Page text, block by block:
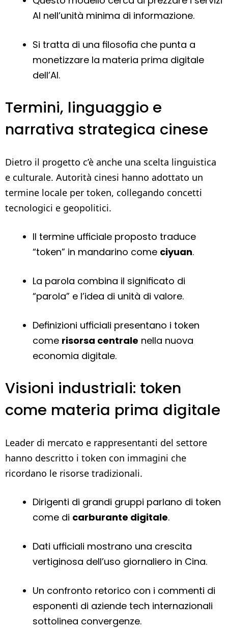
AI nell’unità minima di informazione.
Si tratta di una filosofia che punta a
monetizzare la materia prima digitale
dell’AI.
Termini, linguaggio e
narrativa strategica cinese
Dietro il progetto c’è anche una scelta linguistica
e culturale. Autorità cinesi hanno adottato un
termine locale per token, collegando concetti
tecnologici e geopolitici.
Il termine ufficiale proposto traduce
“token” in mandarino come ciyuan.
La parola combina il significato di
“parola” e l’idea di unità di valore.
Definizioni ufficiali presentano i token
come risorsa centrale nella nuova
economia digitale.
Visioni industriali: token
come materia prima digitale
Leader di mercato e rappresentanti del settore
hanno descritto i token con immagini che
ricordano le risorse tradizionali.
Dirigenti di grandi gruppi parlano di token
come di carburante digitale.
Dati ufficiali mostrano una crescita
vertiginosa dell’uso giornaliero in Cina.
Un confronto retorico con i commenti di
esponenti di aziende tech internazionali
sottolinea convergenze.